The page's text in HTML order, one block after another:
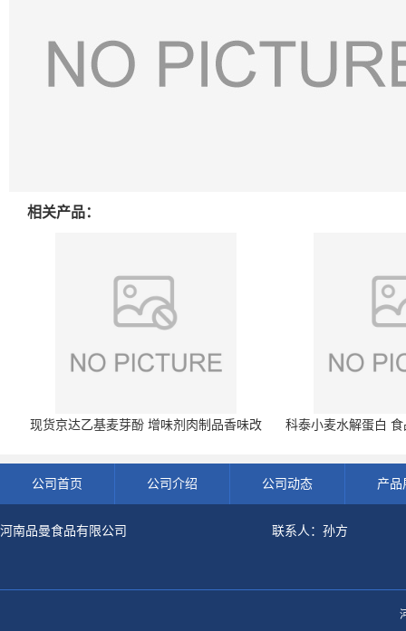
相关产品：
现货京达乙基麦芽酚 增味剂肉制品香味改
科泰小麦水解蛋白
公司首页 公司介绍 公司动态 产品
河南品曼食品有限公司 联系人：孙方